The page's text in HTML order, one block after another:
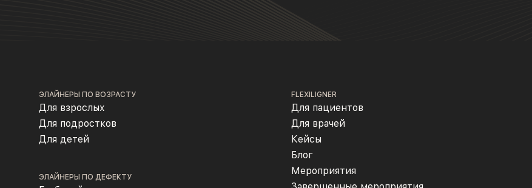
ЭЛАЙНЕРЫ ПО ВОЗРАСТУ
Для взрослых
Для подростков
Для детей
ЭЛАЙНЕРЫ ПО ДЕФЕКТУ
FLEXILIGNER
Для пациентов
Для врачей
Кейсы
Блог
Мероприятия